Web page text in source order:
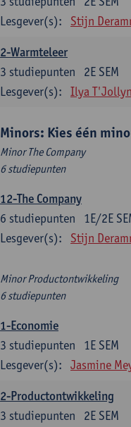
Lesgever(s):
Stijn
2-Warmteleer
2E SEM
3 studiepunten
Lesgever(s):
Ilya T'Jollyn
Minors: Kies één
Minor The Company
6 studiepunten
12-The Company
1E/2E
6 studiepunten
Lesgever(s):
Stijn
Minor Productontwikkeling
6 studiepunten
1-Economie
1E SEM
3 studiepunten
Lesgever(s):
Jasmine
2-Productontwikkeling
2E SEM
3 studiepunten